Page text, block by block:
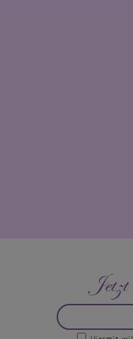
Jetzt